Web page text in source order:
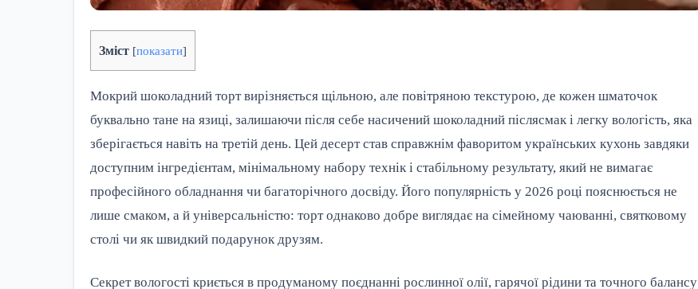
Зміст [показати]
Мокрий шоколадний торт вирізняється щільною, але повітряною текстурою, де кожен шматочок
буквально тане на язиці, залишаючи після себе насичений шоколадний післясмак і легку вологість, яка
зберігається навіть на третій день. Цей десерт став справжнім фаворитом українських кухонь завдяки
доступним інгредієнтам, мінімальному набору технік і стабільному результату, який не вимагає
професійного обладнання чи багаторічного досвіду. Його популярність у 2026 році пояснюється не
лише смаком, а й універсальністю: торт однаково добре виглядає на сімейному чаюванні, святковому
столі чи як швидкий подарунок друзям.
Секрет вологості криється в продуманому поєднанні рослинної олії, гарячої рідини та точного балансу